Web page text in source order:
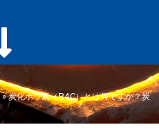
»炭化ホウ素（B4C）とは何ですか？炭